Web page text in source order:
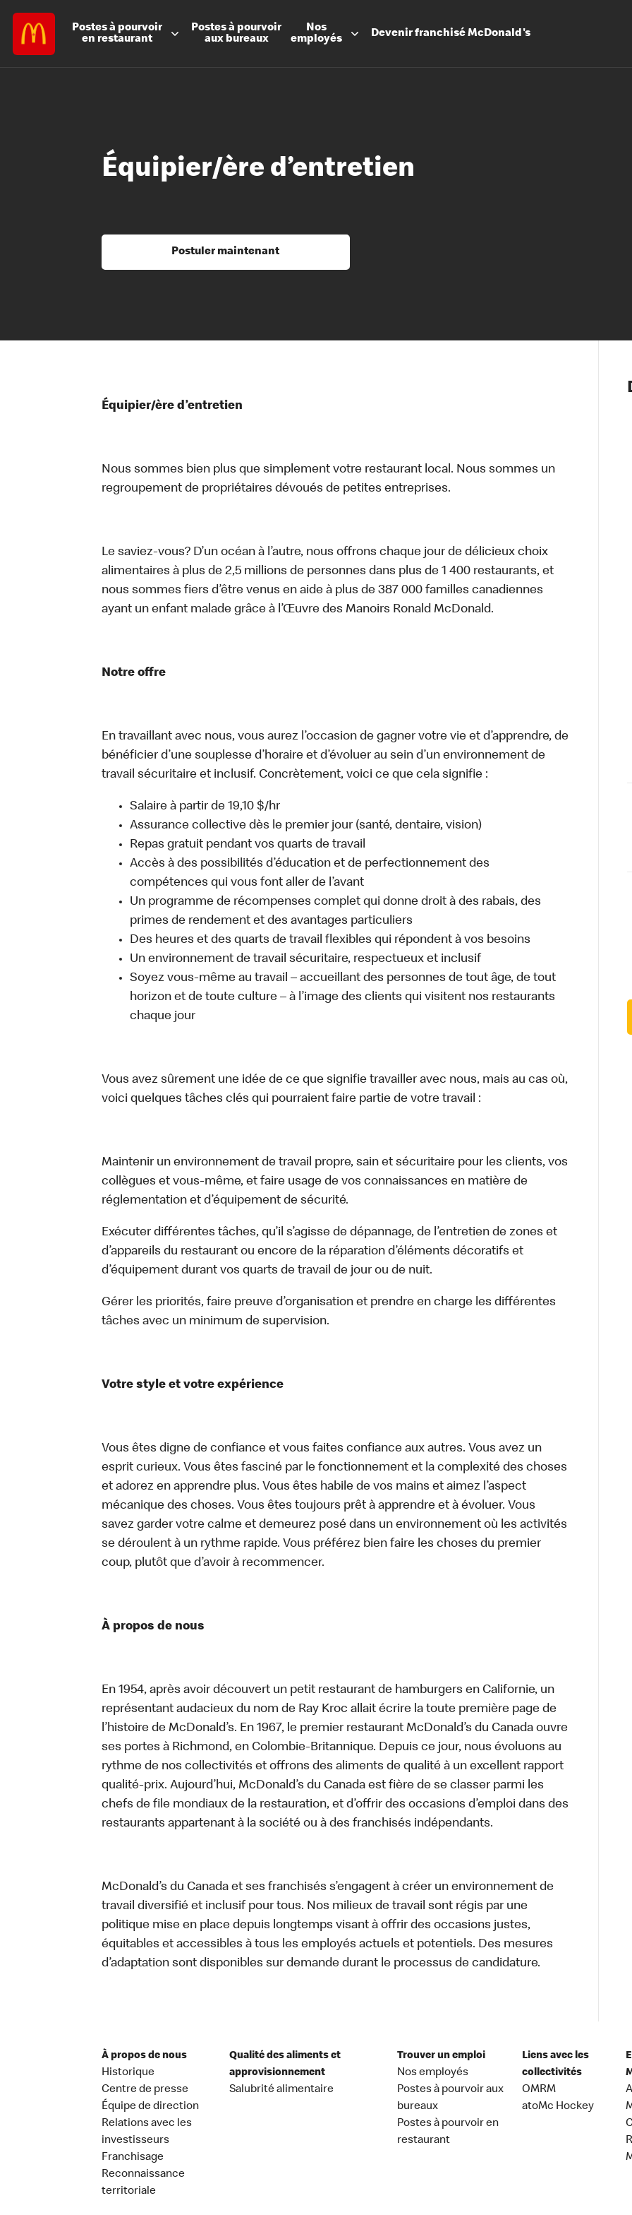
Postes à pourvoir
en restaurant
Postes à pourvoir
aux bureaux
Nos
employés
DevenirfranchiséMcDonald's
Les
Notre
Nos
Santé et
Équipier/ère d’entretien
Postuler maintenant
Équipier/ère d’entretien
Nous sommes bien plus que simplement votre restaurant local. Nous sommes un
regroupement de propriétaires dévoués de petites entreprises.
Le saviez-vous? D’un océan à l’autre, nous offrons chaque jour de délicieux choix
alimentaires à plus de 2,5 millions de personnes dans plus de 1 400 restaurants, et
nous sommes fiers d’être venus en aide à plus de 387 000 familles canadiennes
ayant un enfant malade grâce à l’Œuvre des Manoirs Ronald McDonald.
Notre offre
En travaillant avec nous, vous aurez l’occasion de gagner votre vie et d’apprendre, de
bénéficier d’une souplesse d’horaire et d’évoluer au sein d’un environnement de
travail sécuritaire et inclusif. Concrètement, voici ce que cela signifie :
Salaire à partir de 19,10 $/hr
Assurance collective dès le premier jour (santé, dentaire, vision)
Repas gratuit pendant vos quarts de travail
Accès à des possibilités d’éducation et de perfectionnement des
compétences qui vous font aller de l’avant
Un programme de récompenses complet qui donne droit à des rabais, des
primes de rendement et des avantages particuliers
Des heures et des quarts de travail flexibles qui répondent à vos besoins
Un environnement de travail sécuritaire, respectueux et inclusif
Soyez vous-même au travail – accueillant des personnes de tout âge, de tout
horizon et de toute culture – à l’image des clients qui visitent nos restaurants
chaque jour
Vous avez sûrement une idée de ce que signifie travailler avec nous, mais au cas où,
voici quelques tâches clés qui pourraient faire partie de votre travail :
Maintenir un environnement de travail propre, sain et sécuritaire pour les clients, vos
collègues et vous-même, et faire usage de vos connaissances en matière de
réglementation et d’équipement de sécurité.
Exécuter différentes tâches, qu’il s’agisse de dépannage, de l’entretien de zones et
d’appareils du restaurant ou encore de la réparation d’éléments décoratifs et
d’équipement durant vos quarts de travail de jour ou de nuit.
Gérer les priorités, faire preuve d’organisation et prendre en charge les différentes
tâches avec un minimum de supervision.
Votre style et votre expérience
Vous êtes digne de confiance et vous faites confiance aux autres. Vous avez un
esprit curieux. Vous êtes fasciné par le fonctionnement et la complexité des choses
et adorez en apprendre plus. Vous êtes habile de vos mains et aimez l’aspect
mécanique des choses. Vous êtes toujours prêt à apprendre et à évoluer. Vous
savez garder votre calme et demeurez posé dans un environnement où les activités
se déroulent à un rythme rapide. Vous préférez bien faire les choses du premier
coup, plutôt que d’avoir à recommencer.
À propos de nous
En 1954, après avoir découvert un petit restaurant de hamburgers en Californie, un
représentant audacieux du nom de Ray Kroc allait écrire la toute première page de
l’histoire de McDonald’s. En 1967, le premier restaurant McDonald’s du Canada ouvre
ses portes à Richmond, en Colombie-Britannique. Depuis ce jour, nous évoluons au
rythme de nos collectivités et offrons des aliments de qualité à un excellent rapport
qualité-prix. Aujourd’hui, McDonald’s du Canada est fière de se classer parmi les
chefs de file mondiaux de la restauration, et d’offrir des occasions d’emploi dans des
restaurants appartenant à la société ou à des franchisés indépendants.
McDonald’s du Canada et ses franchisés s’engagent à créer un environnement de
travail diversifié et inclusif pour tous. Nos milieux de travail sont régis par une
politique mise en place depuis longtemps visant à offrir des occasions justes,
équitables et accessibles à tous les employés actuels et potentiels. Des mesures
d’adaptation sont disponibles sur demande durant le processus de candidature.
À propos de nous
Historique
Centre de presse
Équipe de direction
Relations avec les
investisseurs
Franchisage
Reconnaissance
territoriale
Qualité des aliments et
approvisionnement
Salubrité alimentaire
Trouver un emploi
Nos employés
Postes à pourvoir aux
bureaux
Postes à pourvoir en
restaurant
Liens avec les
collectivités
OMRM
atoMc Hockey